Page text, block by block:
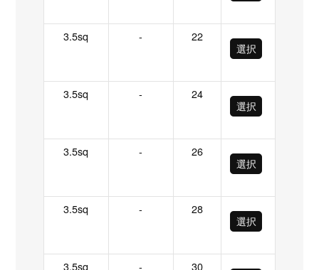
3.5sq -
22
選択
3.5sq -
24
選択
3.5sq -
26
選択
3.5sq -
28
選択
3.5sq - 30